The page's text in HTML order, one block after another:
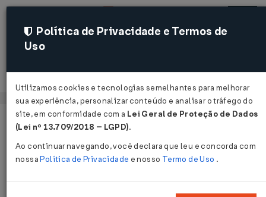
Acessar
Página Inicial
Notícias
para 1ª Agenda Regulatória de Comércio Exterior...
Voltar
Política de Privacidade e Termos de
Uso
Utilizamos cookies e tecnologias semelhantes para melhorar
sua experiência, personalizar conteúdo e analisar o tráfego do
site, em conformidade com a Lei Geral de Proteção de Dados
(Lei nº 13.709/2018 – LGPD).
Ao continuar navegando, você declara que leu e concorda com
nossaPolítica de Privacidade e nosso Termo de Uso .